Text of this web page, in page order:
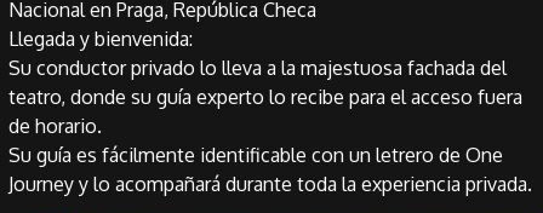
Llegada y bienvenida:
Su conductor privado lo lleva a la majestuosa fachada del
teatro, donde su guía experto lo recibe para el acceso fuera
de horario.
Su guía es fácilmente identificable con un letrero de One
Journey y lo acompañará durante toda la experiencia privada.